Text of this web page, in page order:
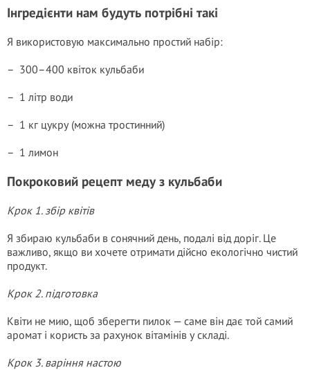
Інгредієнти нам будуть потрібні такі
Я використовую максимально простий набір:
– 300–400 квіток кульбаби
– 1 літр води
– 1 кг цукру (можна тростинний)
– 1 лимон
Покроковий рецепт меду з кульбаби
Крок 1. збір квітів
Я збираю кульбаби в сонячний день, подалі від доріг. Це
важливо, якщо ви хочете отримати дійсно екологічно чистий
продукт.
Крок 2. підготовка
Квіти не мию, щоб зберегти пилок — саме він дає той самий
аромат і користь за рахунок вітамінів у складі.
Крок 3. варіння настою